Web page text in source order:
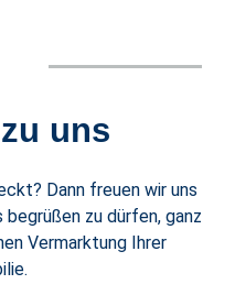
uns
Dann freuen wir uns
begrüßen zu dürfen, ganz
Vermarktung Ihrer